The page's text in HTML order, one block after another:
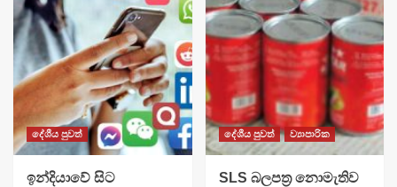
දේශීය පුවත්
​ඉන්දියාවේ සිට
දේශීය පුවත් ව්‍යාපාරික
SLS බලපත්‍ර නොමැතිව